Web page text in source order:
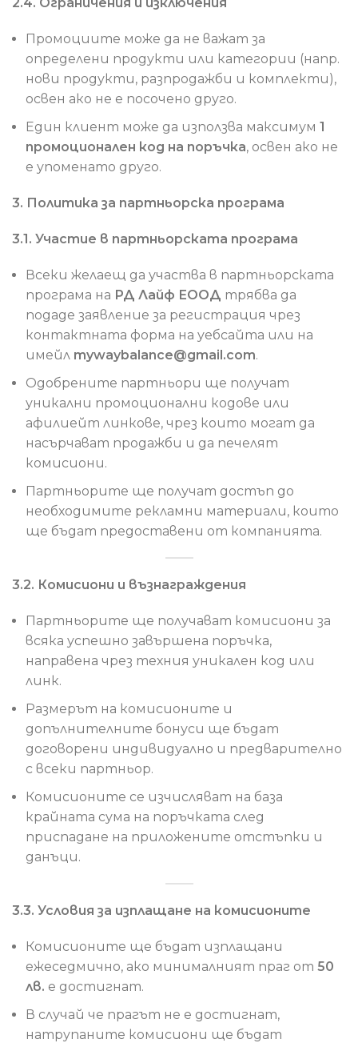
Промоциите може да не важат за
определени продукти или категории (напр.
нови продукти, разпродажби и комплекти),
освен ако не е посочено друго.
Един клиент може да използва максимум 1
промоционален код на поръчка, освен ако не
е упоменато друго.
3. Политика за партньорска програма
3.1. Участие в партньорската програма
Всеки желаещ да участва в партньорската
програма на РД Лайф ЕООД трябва да
подаде заявление за регистрация чрез
контактната форма на уебсайта или на
имейл mywaybalance@gmail.com.
Одобрените партньори ще получат
уникални промоционални кодове или
афилиейт линкове, чрез които могат да
насърчават продажби и да печелят
комисиони.
Партньорите ще получат достъп до
необходимите рекламни материали, които
ще бъдат предоставени от компанията.
3.2. Комисиони и възнаграждения
Партньорите ще получават комисиони за
всяка успешно завършена поръчка,
направена чрез техния уникален код или
линк.
Размерът на комисионите и
допълнителните бонуси ще бъдат
договорени индивидуално и предварително
с всеки партньор.
Комисионите се изчисляват на база
крайната сума на поръчката след
приспадане на приложените отстъпки и
данъци.
3.3. Условия за изплащане на комисионите
Комисионите ще бъдат изплащани
ежеседмично, ако минималният праг от 50
лв. е достигнат.
В случай че прагът не е достигнат,
натрупаните комисиони ще бъдат